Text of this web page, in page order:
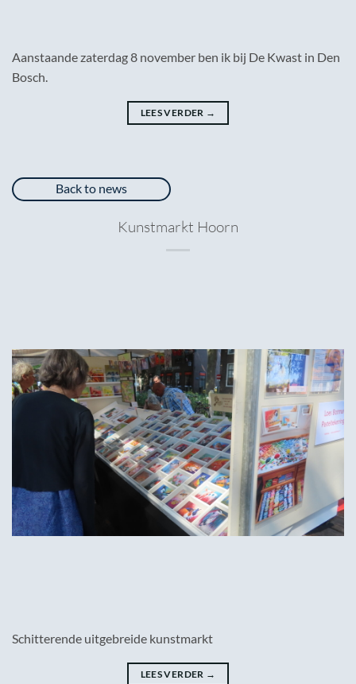
Aanstaande zaterdag 8 november ben ik bij De Kwast in Den
Bosch.
LEES VERDER →
Back to news
Kunstmarkt Hoorn
Schitterende uitgebreide kunstmarkt
LEES VERDER →